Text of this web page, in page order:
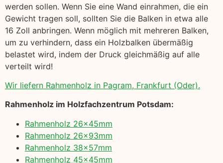
werden sollen. Wenn Sie eine Wand einrahmen, die ein
Gewicht tragen soll, sollten Sie die Balken in etwa alle
16 Zoll anbringen. Wenn möglich mit mehreren Balken,
um zu verhindern, dass ein Holzbalken übermäßig
belastet wird, indem der Druck gleichmäßig auf alle
verteilt wird!
Wir liefern Rahmenholz in Pagram, Frankfurt (Oder).
Rahmenholz im Holzfachzentrum Potsdam:
Rahmenholz 26x45mm
Rahmenholz 26x93mm
Rahmenholz 38x57mm
Rahmenholz 45x45mm